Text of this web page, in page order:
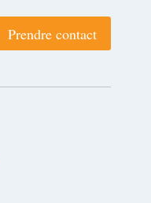
Prendre contact